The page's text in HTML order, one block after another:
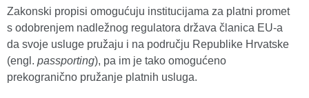
Zakonski propisi omogućuju institucijama za platni promet
s odobrenjem nadležnog regulatora država članica EU-a
da svoje usluge pružaju i na području Republike Hrvatske
(engl. passporting), pa im je tako omogućeno
prekogranično pružanje platnih usluga.